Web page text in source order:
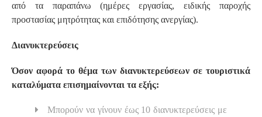
από τα παραπάνω (ημέρες εργασίας, ειδικής παροχής
προστασίας μητρότητας και επιδότησης ανεργίας).
Διανυκτερεύσεις
Όσον αφορά το θέμα των διανυκτερεύσεων σε τουριστικά
καταλύματα επισημαίνονται τα εξής:
Μπορούν να γίνουν έως 10 διανυκτερεύσεις με